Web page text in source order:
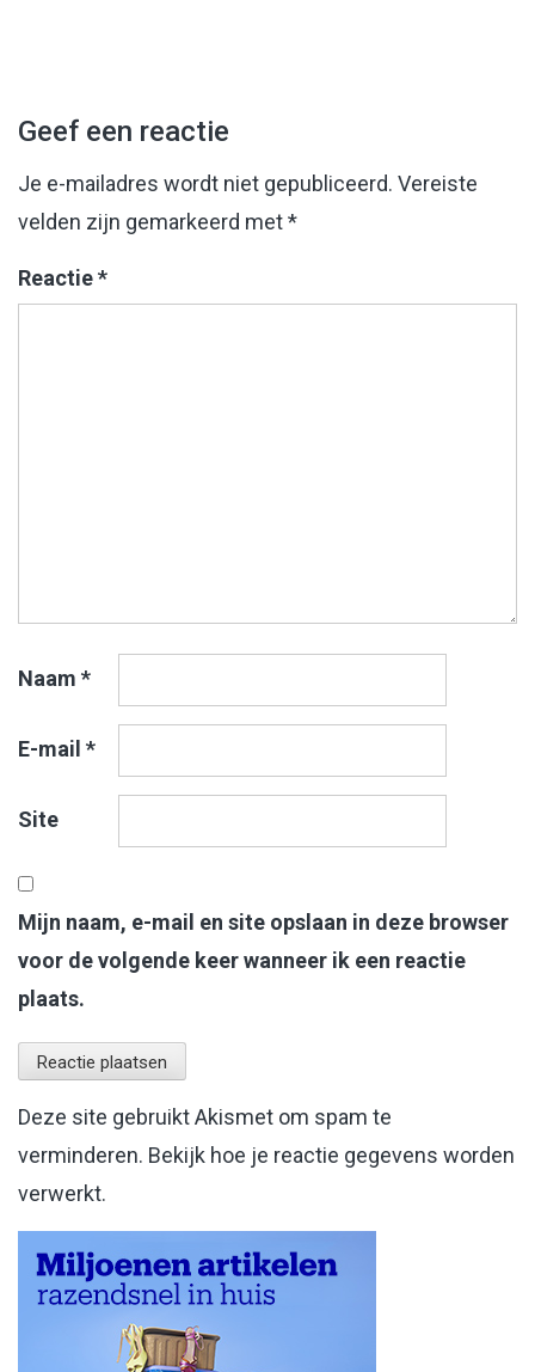
Geef een reactie
Je e-mailadres wordt niet gepubliceerd. Vereiste
velden zijn gemarkeerd met*
Reactie*
Naam *
E-mail *
Site
Mijn naam, e-mail en site opslaan in deze browser
voor de volgende keer wanneer ik een reactie
plaats.
Deze site gebruikt Akismet om spam te
verminderen. Bekijk hoe je reactie gegevens worden
verwerkt.